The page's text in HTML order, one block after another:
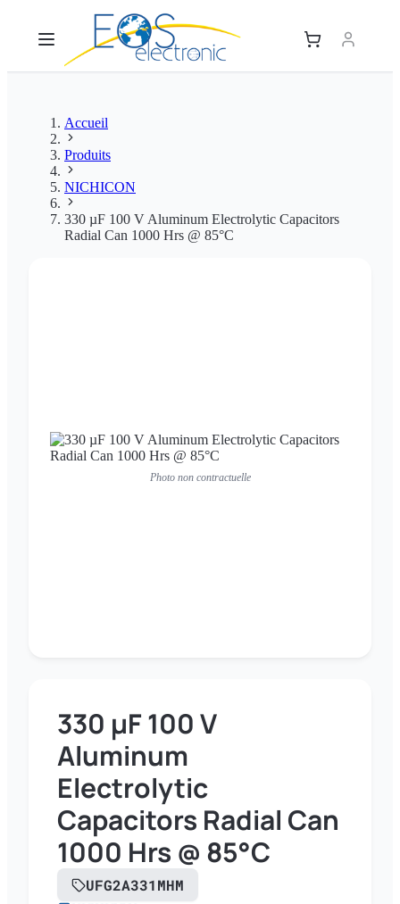
Accueil
Produits
NICHICON
330 µF 100 V Aluminum Electrolytic Capacitors
Radial Can 1000 Hrs @ 85°C
Photo non contractuelle
330 µF 100 V
Aluminum
Electrolytic
Capacitors Radial Can
1000 Hrs @ 85°C
UFG2A331MHM